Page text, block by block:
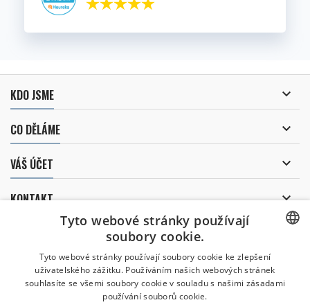
KDO JSME 
CO DĚLÁME 
VÁŠ ÚČET 
KONTAKT 
ODBĚR NOVINEK
Uděluji souhlas se
zpracováním osobních údajů.
CZECH
Tyto webové stránky používají
soubory cookie.
Tyto webové stránky používají soubory cookie ke zlepšení
uživatelského zážitku. Používáním našich webových stránek
souhlasíte se všemi soubory cookie v souladu s našimi zásadami
používání souborů cookie.